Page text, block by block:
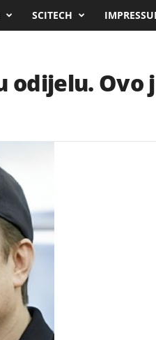
SCITECH
odijelu. Ovo